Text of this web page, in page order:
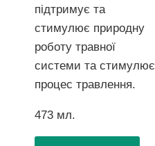
підтримує та
стимулює природну
роботу травної
системи та стимулює
процес травлення.
473 мл.